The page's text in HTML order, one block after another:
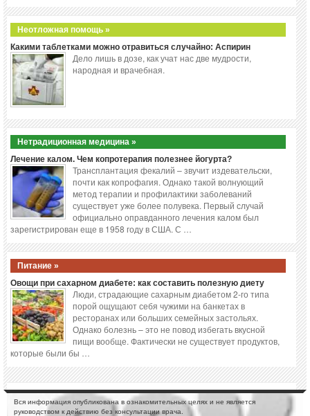
Неотложная помощь »
Какими таблетками можно отравиться случайно: Аспирин
Дело лишь в дозе, как учат нас две мудрости,
народная и врачебная.
Нетрадиционная медицина »
Лечение калом. Чем копротерапия полезнее йогурта?
Трансплантация фекалий – звучит издевательски,
почти как копрофагия. Однако такой волнующий
метод терапии и профилактики заболеваний
существует уже более полувека. Первый случай
официально оправданного лечения калом был
зарегистрирован еще в 1958 году в США. С …
Питание »
Овощи при сахарном диабете: как составить полезную диету
Люди, страдающие сахарным диабетом 2-го типа
порой ощущают себя чужими на банкетах в
ресторанах или больших семейных застольях.
Однако болезнь – это не повод избегать вкусной
пищи вообще. Фактически не существует продуктов,
которые были бы …
Вся информация опубликована в ознакомительных целях и не является
руководством к действию без консультации врача.